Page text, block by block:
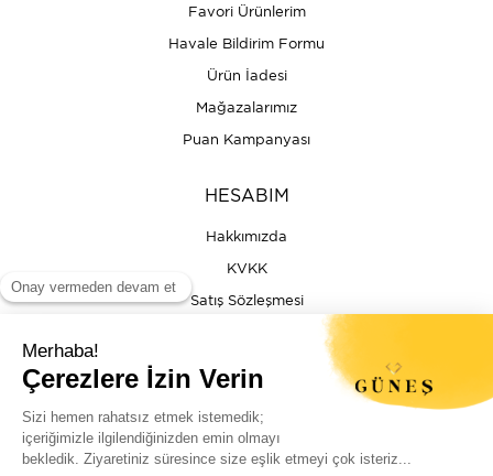
Favori Ürünlerim
Havale Bildirim Formu
Ürün İadesi
Mağazalarımız
Puan Kampanyası
HESABIM
Hakkımızda
KVKK
Satış Sözleşmesi
Kargo Takibi